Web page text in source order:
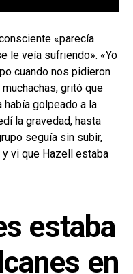
«parecía
le veía sufriendo». «Yo
cuando nos pidieron
gritó que
había golpeado a la
la gravedad, hasta
seguía sin subir,
y vi que Hazell estaba
estaba
en